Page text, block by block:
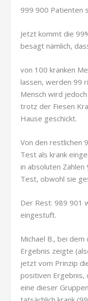
999 900 Patienten
Jetzt kommt die
besagt nämlich,
von 100 kranken
lassen, werden 99
Mensch wird
trotz der Fiesen
Hause geschickt.
Von den restlichen
Test als krank
in absoluten
Test, obwohl sie
Der Rest: 989 901
eingestuft.
Michael B., bei
Ergebnis zeigte
jetzt vom Prinzip
positiven Ergebnis,
eine dieser